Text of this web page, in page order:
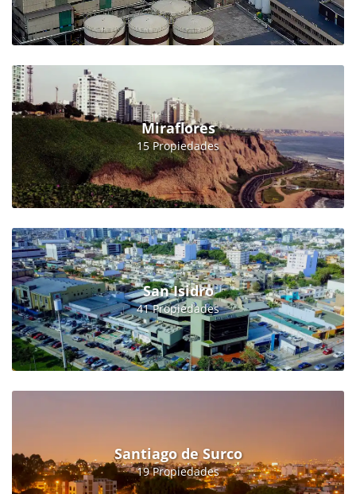
Miraflores
15 Propiedades
San Isidro
41 Propiedades
Santiago de Surco
19 Propiedades